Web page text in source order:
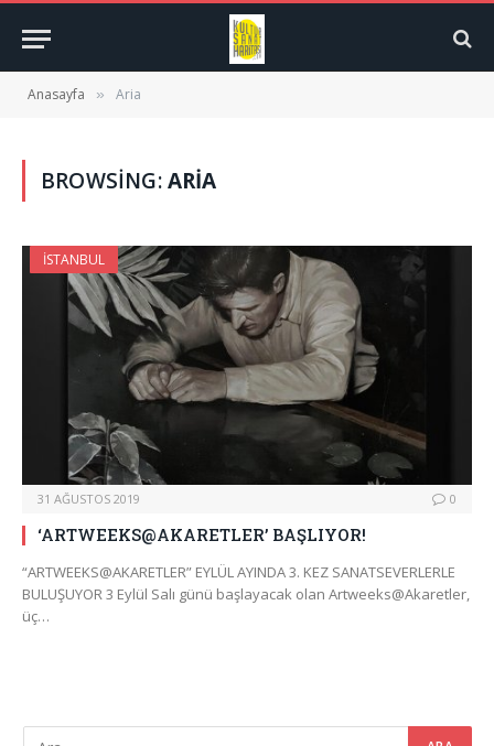
Anasayfa » Aria
BROWSING:ARIA
İSTANBUL
31 AĞUSTOS 2019 0
‘ARTWEEKS@AKARETLER’ BAŞLIYOR!
“ARTWEEKS@AKARETLER” EYLÜL AYINDA 3. KEZ SANATSEVERLERLE
BULUŞUYOR 3 Eylül Salı günü başlayacak olan Artweeks@Akaretler,
üç…